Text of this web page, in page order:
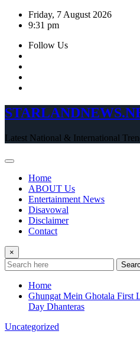
Skip
Friday, 7 August 2026
9:31 pm
Follow Us
Latest National & International
Home
ABOUT Us
Entertainment News
Disavowal
Disclaimer
Contact
×
Home
Ghungat Mein Ghotala First
Day Dhanteras
Uncategorized